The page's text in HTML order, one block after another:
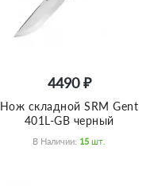
4490 ₽
Нож складной SRM Gent
401L-GB черный
В Наличии: 15 Шт.